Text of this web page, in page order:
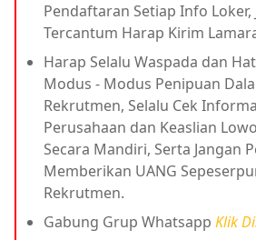
Pendaftaran Setiap Info Loker,
Tercantum Harap Kirim
Harap Selalu Waspada dan
Modus - Modus Penipuan
Rekrutmen, Selalu Cek
Perusahaan dan Keaslian
Secara Mandiri, Serta Jangan
Memberikan UANG
Rekrutmen.
Gabung Grup Whatsapp Klik